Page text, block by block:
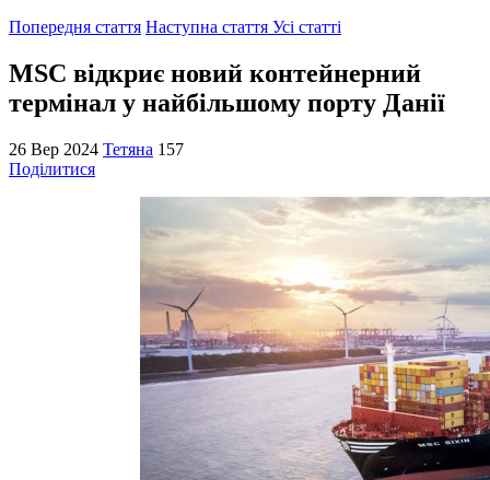
Попередня стаття Наступна стаття Усі статті
MSC відкриє новий контейнерний
термінал у найбільшому порту Данії
26 Вер 2024 Тетяна 157
Поділитися